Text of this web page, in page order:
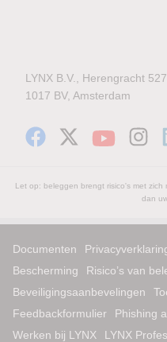
LYNX B.V., Herengracht 527,
1017 BV, Amsterdam
Let op: beleggen brengt risico's met zich
dan
Documenten
Bescherming
Risico’s van
Beveiligingsaanbevelingen
Feedbackformulier
Phishing
Werken bij LYNX
LYNX